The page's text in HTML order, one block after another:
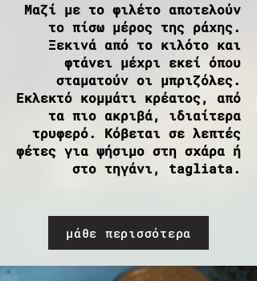
Μαζί με το φιλέτο αποτελούν
το πίσω μέρος της ράχης.
Ξεκινά από το κιλότο και
φτάνει μέχρι εκεί όπου
σταματούν οι μπριζόλες.
Εκλεκτό κομμάτι κρέατος, από
τα πιο ακριβά, ιδιαίτερα
τρυφερό. Κόβεται σε λεπτές
φέτες για ψήσιμο στη σχάρα ή
στο τηγάνι, tagliata.
μάθε περισσότερα